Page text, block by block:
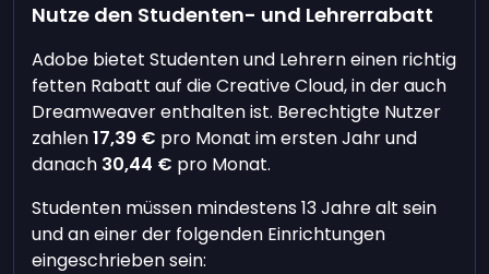
Nutze den Studenten- und Lehrerrabatt
Adobe bietet Studenten und Lehrern einen richtig
fetten Rabatt auf die Creative Cloud, in der auch
Dreamweaver enthalten ist. Berechtigte Nutzer
zahlen17,39 € pro Monat im ersten Jahr und
danach 30,44 € pro Monat.
Studenten müssen mindestens 13 Jahre alt sein
und an einer der folgenden Einrichtungen
eingeschrieben sein: